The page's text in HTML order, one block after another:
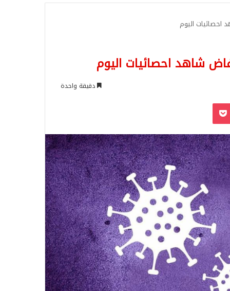
احصائيات اليوم
شاهد احصائيات اليوم
دقيقة واحدة
‫Pocket